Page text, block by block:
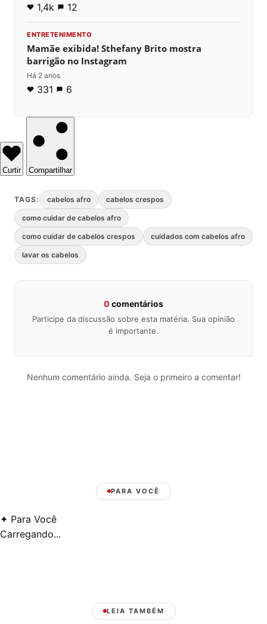
1,4k 12
ENTRETENIMENTO
Mamãe exibida! Sthefany Brito mostra
barrigão no Instagram
Há 2 anos
331 6
Curtir Compartilhar
TAGS: cabelos afro cabelos crespos
como cuidar de cabelos afro
como cuidar de cabelos crespos cuidados com cabelos afro
lavar os cabelos
0 comentários
Participe da discussão sobre esta matéria. Sua opinião
é importante.
Nenhum comentário ainda. Seja o primeiro a comentar!
PARA VOCÊ
✦ Para Você
Carregando...
LEIA TAMBÉM